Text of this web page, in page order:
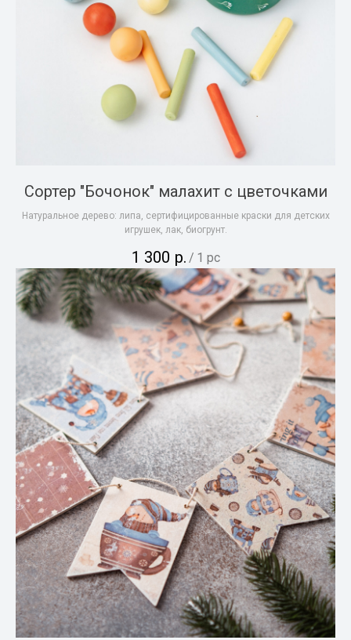
Сортер "Бочонок" малахит с цветочками
Натуральное дерево: липа, сертифицированные краски для детских
игрушек, лак, биогрунт.
1 300 р. / 1 pc